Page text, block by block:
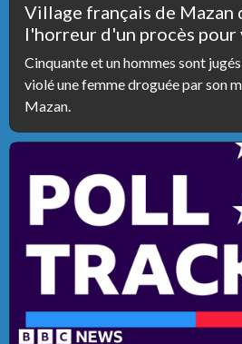
Village français de Mazan
l'horreur d'un procès pour
Cinquante et un hommes sont
violé une femme droguée par son
Mazan.